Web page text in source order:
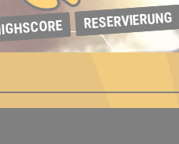
RESERVIERUNG